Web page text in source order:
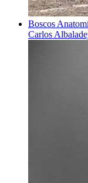
Boscos
Carlos